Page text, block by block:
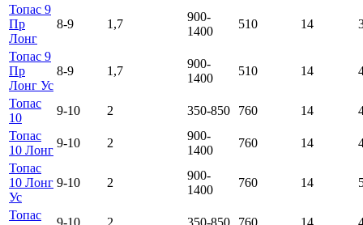
Топас 9
Пр
Лонг
8-9 1,7
900-
1400
510 14
Топас 9
Пр
Лонг Ус
8-9 1,7
900-
1400
510 14
Топас
10
9-10 2 350-850 760 14
Топас
10 Лонг
9-10 2
900-
1400
760 14
Топас
10 Лонг
Ус
9-10 2
900-
1400
760 14
Топас